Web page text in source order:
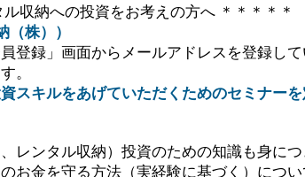
収納への投資をお考えの方へ ＊＊＊＊＊
株））
登録」画面からメールアドレスを登録し
。
スキルをあげていただくためのセミナー
レンタル収納）投資のための知識も身に
お金を守る方法（実経験に基づく）につ